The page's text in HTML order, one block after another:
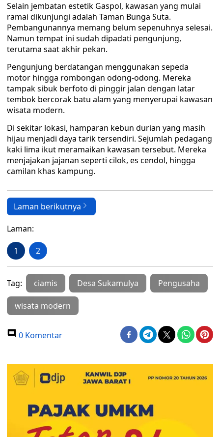
Selain jembatan estetik Gaspol, kawasan yang mulai
ramai dikunjungi adalah Taman Bunga Suta.
Pembangunannya memang belum sepenuhnya selesai.
Namun tempat ini sudah dipadati pengunjung,
terutama saat akhir pekan.
Pengunjung berdatangan menggunakan sepeda
motor hingga rombongan odong-odong. Mereka
tampak sibuk berfoto di pinggir jalan dengan latar
tembok bercorak batu alam yang menyerupai kawasan
wisata modern.
Di sekitar lokasi, hamparan kebun durian yang masih
hijau menjadi daya tarik tersendiri. Sejumlah pedagang
kaki lima ikut meramaikan kawasan tersebut. Mereka
menjajakan jajanan seperti cilok, es cendol, hingga
camilan khas kampung.
Laman berikutnya
Laman:
1 2
Tag: ciamis Desa Sukamulya Pengusaha
wisata modern
0 Komentar